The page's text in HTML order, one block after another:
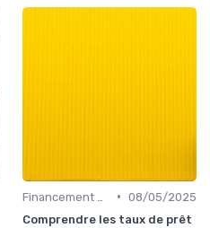
• 08/05/2025
Comprendre les taux de prêt